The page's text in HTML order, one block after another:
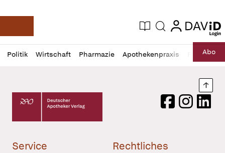
Deutsche Apotheker Zeitung
Aktuelle Ausgabe
Suche login
login
Politik Wirtschaft Pharmazie Apothekenpraxis RechtAbo
Profil
öffnen
Daz
Pur
Deutscher Apotheker Verlag Logo
FacebookInstagram
Service Rechtliches